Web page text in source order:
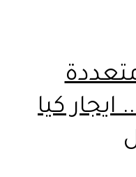
كيا